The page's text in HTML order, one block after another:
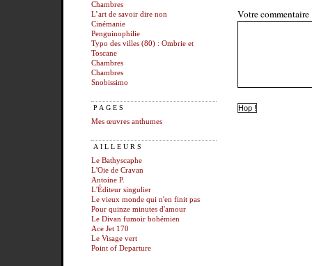
Chambres
L’art de savoir dire non
Cinémanie
Penguinophilie
Typo des villes (80) : Ombrie et
Toscane
Chambres
Chambres
Snobissimo
PAGES
Mes œuvres anthumes
AILLEURS
Le Bathyscaphe
L'Oie de Cravan
Antoine P.
L'Éditeur singulier
Le vieux monde qui n'en finit pas
Pour quinze minutes d'amour
Le Divan fumoir bohémien
Ace Jet 170
Le Visage vert
Point of Departure
Votre commentaire